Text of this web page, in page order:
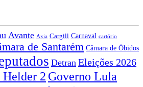
Avante Axia Cargill Carnaval cartório
de Santarém Câmara de Óbidos
Detran Eleições 2026
Helder 2 Governo Lula